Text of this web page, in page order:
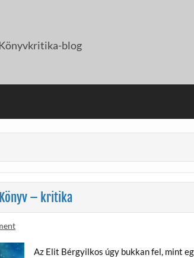
blog
– kritika
Az Elit Bérgyilkos úgy bukkan fel, mint